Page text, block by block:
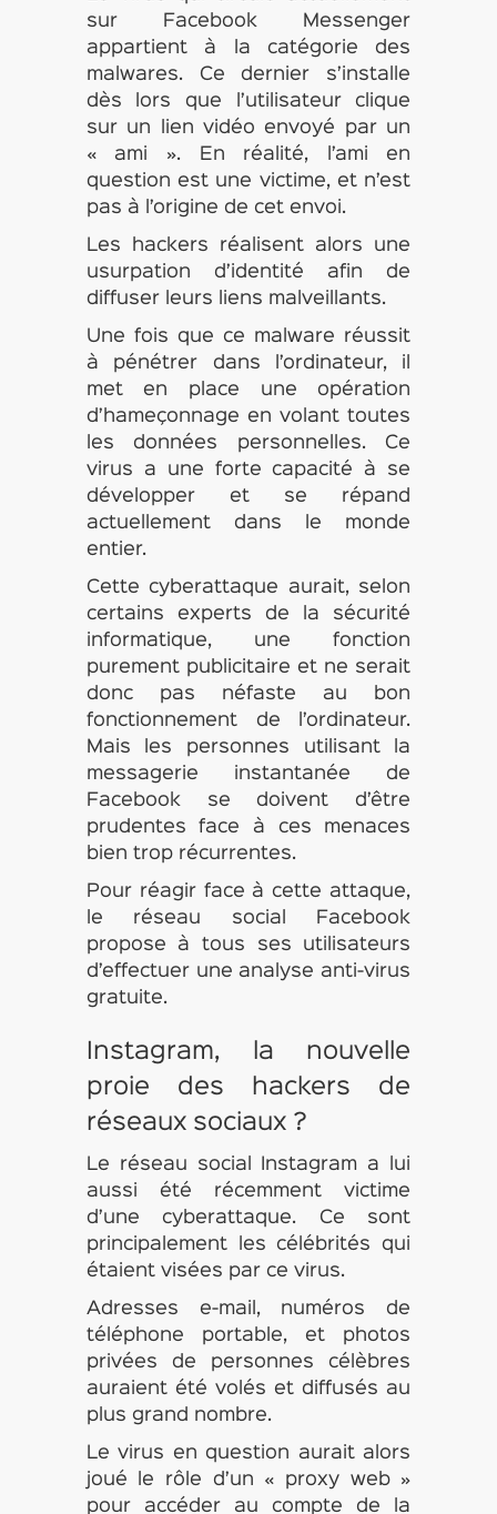
sur Facebook Messenger
appartient à la catégorie des
malwares. Ce dernier s’installe
dès lors que l’utilisateur clique
sur un lien vidéo envoyé par un
« ami ». En réalité, l’ami en
question est une victime, et n’est
pas à l’origine de cet envoi.
Les hackers réalisent alors une
usurpation d’identité afin de
diffuser leurs liens malveillants.
Une fois que ce malware réussit
à pénétrer dans l’ordinateur, il
met en place une opération
d’hameçonnage en volant toutes
les données personnelles. Ce
virus a une forte capacité à se
développer et se répand
actuellement dans le monde
entier.
Cette cyberattaque aurait, selon
certains experts de la sécurité
informatique, une fonction
purement publicitaire et ne serait
donc pas néfaste au bon
fonctionnement de l’ordinateur.
Mais les personnes utilisant la
messagerie instantanée de
Facebook se doivent d’être
prudentes face à ces menaces
bien trop récurrentes.
Pour réagir face à cette attaque,
le réseau social Facebook
propose à tous ses utilisateurs
d’effectuer une analyse anti-virus
gratuite.
Instagram, la nouvelle
proie des hackers de
réseaux sociaux ?
Le réseau social Instagram a lui
aussi été récemment victime
d’une cyberattaque. Ce sont
principalement les célébrités qui
étaient visées par ce virus.
Adresses e-mail, numéros de
téléphone portable, et photos
privées de personnes célèbres
auraient été volés et diffusés au
plus grand nombre.
Le virus en question aurait alors
joué le rôle d’un « proxy web »
pour accéder au compte de la